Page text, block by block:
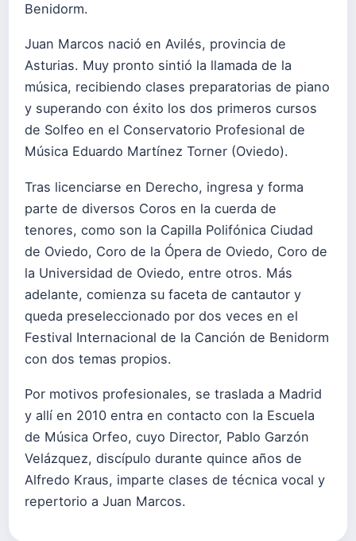
Benidorm.
Juan Marcos nació en Avilés, provincia de
Asturias. Muy pronto sintió la llamada de la
música, recibiendo clases preparatorias de piano
y superando con éxito los dos primeros cursos
de Solfeo en el Conservatorio Profesional de
Música Eduardo Martínez Torner (Oviedo).
Tras licenciarse en Derecho, ingresa y forma
parte de diversos Coros en la cuerda de
tenores, como son la Capilla Polifónica Ciudad
de Oviedo, Coro de la Ópera de Oviedo, Coro de
la Universidad de Oviedo, entre otros. Más
adelante, comienza su faceta de cantautor y
queda preseleccionado por dos veces en el
Festival Internacional de la Canción de Benidorm
con dos temas propios.
Por motivos profesionales, se traslada a Madrid
y allí en 2010 entra en contacto con la Escuela
de Música Orfeo, cuyo Director, Pablo Garzón
Velázquez, discípulo durante quince años de
Alfredo Kraus, imparte clases de técnica vocal y
repertorio a Juan Marcos.